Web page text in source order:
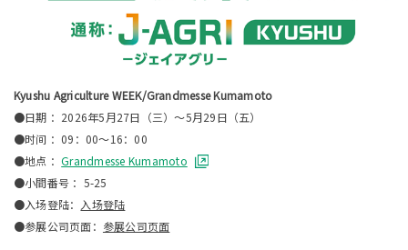
Kyushu Agriculture WEEK/Grandmesse Kumamoto
●日期 ：2026年5月27日（三）～5月29日（五）
●时间 ：09：00～16：00
●地点 ：Grandmesse Kumamoto
●小間番号 ：5-25
●入场登陆： 入场登陆
●参展公司页面： 参展公司页面